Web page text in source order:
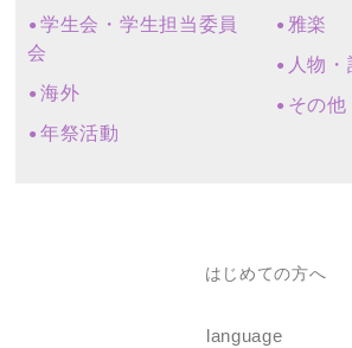
学生会・学生担当委員
会
海外
年祭活動
雅楽
人物・
その他
はじめての方へ
language